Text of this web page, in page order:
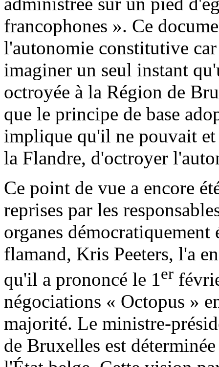
francophones ». Ce
l'autonomie constitutive
imaginer un seul instant
octroyée à la Région de
que le principe de base
implique qu'il ne pouvait
la Flandre, d'octroyer
Ce point de vue a encore
reprises par les
organes
flamand, Kris Peeters, l'a
qu'il a prononcé le 1er
négociations « Octopus »
majorité. Le ministre-
de Bruxelles est